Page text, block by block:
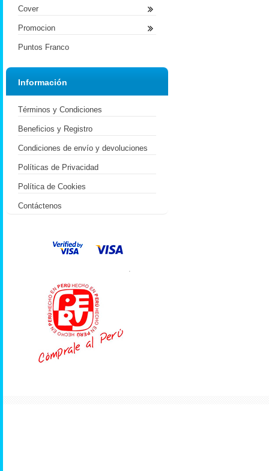
Cover
Promocion
Puntos Franco
Información
Términos y Condiciones
Beneficios y Registro
Condiciones de envío y devoluciones
Políticas de Privacidad
Política de Cookies
Contáctenos
.